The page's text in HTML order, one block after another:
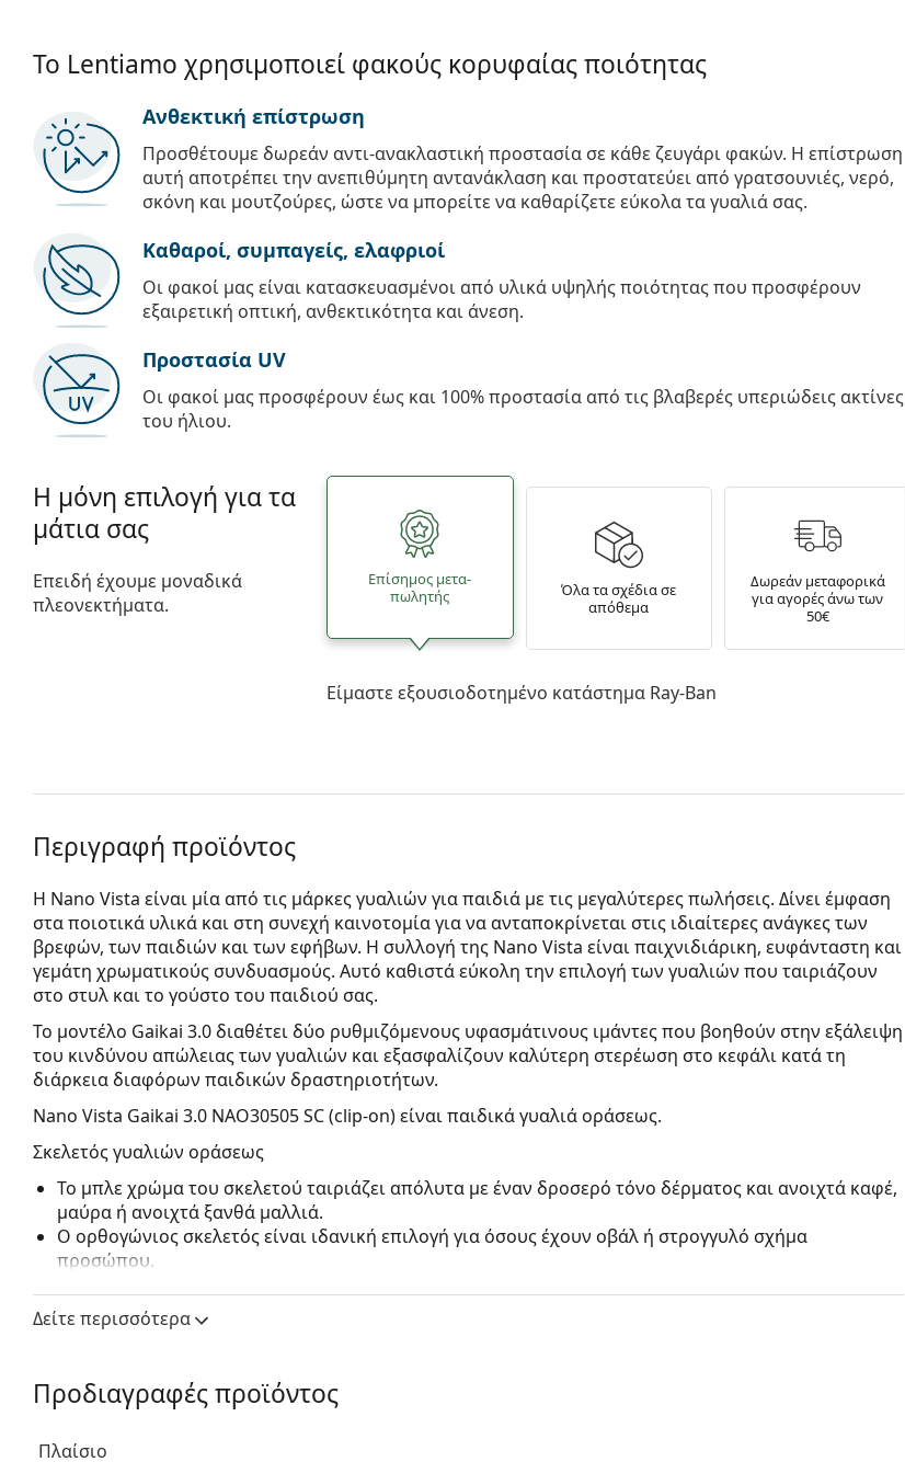
Το Lentiamo χρησιμοποιεί φακούς κορυφαίας ποιότητας
Ανθεκτική επίστρωση
Προσθέτουμε δωρεάν αντι-ανακλαστική προστασία σε κάθε ζευγάρι φακών. Η επίστρωση
αυτή αποτρέπει την ανεπιθύμητη αντανάκλαση και προστατεύει από γρατσουνιές, νερό,
σκόνη και μουτζούρες, ώστε να μπορείτε να καθαρίζετε εύκολα τα γυαλιά σας.
Καθαροί, συμπαγείς, ελαφριοί
Οι φακοί μας είναι κατασκευασμένοι από υλικά υψηλής ποιότητας που προσφέρουν
εξαιρετική οπτική, ανθεκτικότητα και άνεση.
Προστασία UV
Οι φακοί μας προσφέρουν έως και 100% προστασία από τις βλαβερές υπεριώδεις ακτίνες
του ήλιου.
Η μόνη επιλογή για τα
μάτια σας
Επειδή έχουμε μοναδικά
πλεονεκτήματα.
Επίσημος μετα­
πωλητής
Όλα τα σχέδια σε
απόθεμα
Δωρεάν μεταφορικά
για αγορές άνω των
50€
Είμαστε εξουσιοδοτημένο κατάστημα Ray-Ban
Περιγραφή προϊόντος
Η Nano Vista είναι μία από τις μάρκες γυαλιών για παιδιά με τις μεγαλύτερες πωλήσεις. Δίνει έμφαση
στα ποιοτικά υλικά και στη συνεχή καινοτομία για να ανταποκρίνεται στις ιδιαίτερες ανάγκες των
βρεφών, των παιδιών και των εφήβων. Η συλλογή της Nano Vista είναι παιχνιδιάρικη, ευφάνταστη και
γεμάτη χρωματικούς συνδυασμούς. Αυτό καθιστά εύκολη την επιλογή των γυαλιών που ταιριάζουν
στο στυλ και το γούστο του παιδιού σας.
Το μοντέλο Gaikai 3.0 διαθέτει δύο ρυθμιζόμενους υφασμάτινους ιμάντες που βοηθούν στην εξάλειψη
του κινδύνου απώλειας των γυαλιών και εξασφαλίζουν καλύτερη στερέωση στο κεφάλι κατά τη
διάρκεια διαφόρων παιδικών δραστηριοτήτων.
Nano Vista Gaikai 3.0 NAO30505 SC (clip-on)είναι παιδικά γυαλιά οράσεως.
Σκελετός γυαλιών οράσεως
Το μπλε χρώμα του σκελετού ταιριάζει απόλυτα με έναν δροσερό τόνο δέρματος και ανοιχτά καφέ,
μαύρα ή ανοιχτά ξανθά μαλλιά.
Ο ορθογώνιος σκελετός είναι ιδανική επιλογή για όσους έχουν οβάλ ή στρογγυλό σχήμα
προσώπου.
προσφέρει υψηλή αντοχή, άνετη χρήση και εξαιρετική εμφάνιση.
Τα γυαλιά οράσεως περιλαμβάνουν επίσης ένα επιπλέον
του σκελετού και η τοποθέτησή του είναι πολύ γρήγορη και εύκολη. Ωστόσο, εάν έχετε υψηλότερες
θετικές διόπτρες, είναι απαραίτητο να επιλέξετε μια πιο λεπτή έκδοση των φακών, ώστε το κλιπ να
σκελετό.
Δείτε περισσότερα
Προδιαγραφές προϊόντος
Πλαίσιο